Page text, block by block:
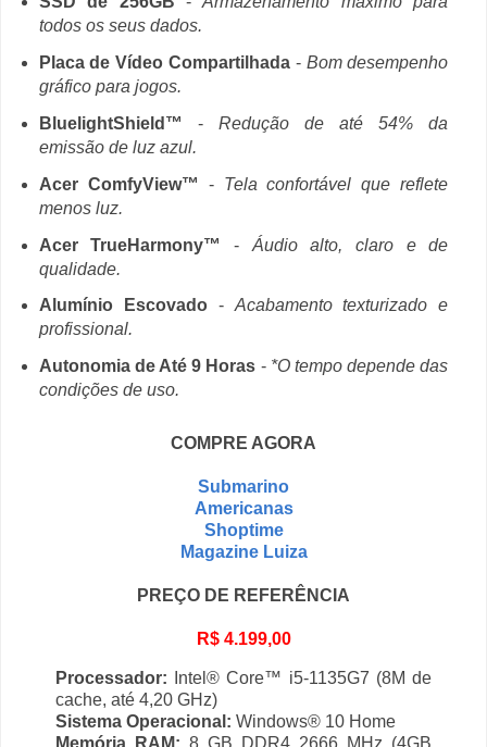
todos os seus dados.
Placa de Vídeo Compartilhada - Bom desempenho
gráfico para jogos.
BluelightShield™ - Redução de até 54% da
emissão de luz azul.
Acer ComfyView™ - Tela confortável que reflete
menos luz.
Acer TrueHarmony™
- Áudio alto, claro e de
qualidade.
Alumínio Escovado- Acabamento texturizado e
profissional.
Autonomia de Até 9 Horas - *O tempo depende das
condições de uso.
COMPRE AGORA
Submarino
Americanas
Shoptime
Magazine Luiza
PREÇO DE REFERÊNCIA
R$ 4.199,00
Processador: Intel® Core™ i5-1135G7 (8M de
cache, até 4,20 GHz)
Sistema Operacional: Windows® 10 Home
Memória RAM: 8 GB DDR4 2666 MHz (4GB